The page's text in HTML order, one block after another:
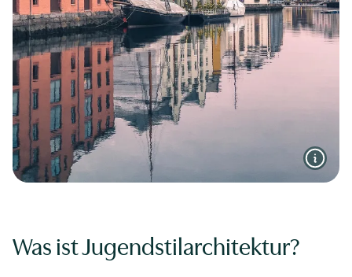
Was ist Jugendstilarchitektur?